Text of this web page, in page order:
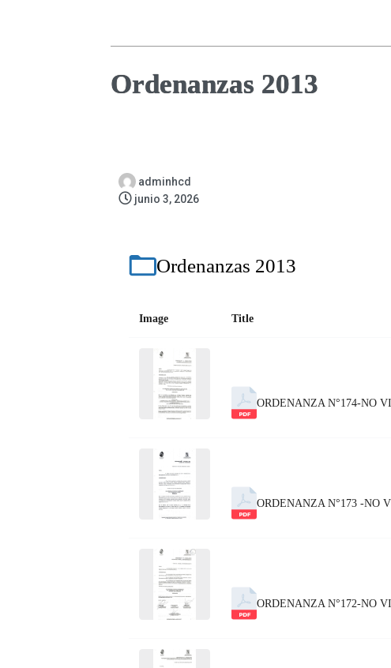
Ordenanzas 2013
adminhcd
junio 3, 2026
Ordenanzas 2013
Image Title
ORDENANZA N°174-NO
ORDENANZA N°173 -NO
ORDENANZA N°172-NO